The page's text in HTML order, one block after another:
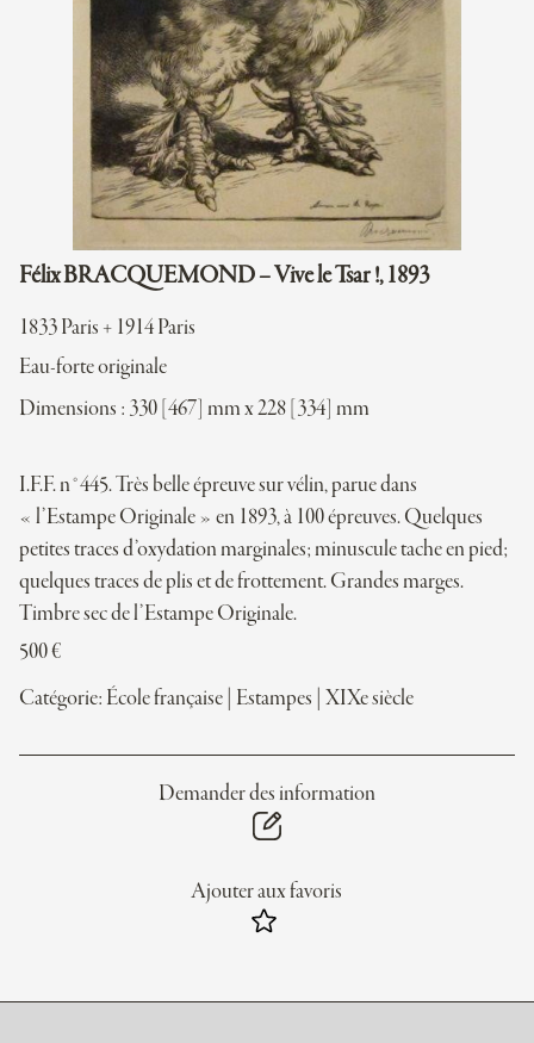
Félix BRACQUEMOND – Vive le Tsar !, 1893
1833 Paris + 1914 Paris
Eau-forte originale
Dimensions : 330 [467] mm x 228 [334] mm
I.F.F. n°445. Très belle épreuve sur vélin, parue dans
« l’Estampe Originale » en 1893, à 100 épreuves. Quelques
petites traces d’oxydation marginales; minuscule tache en pied;
quelques traces de plis et de frottement. Grandes marges.
Timbre sec de l’Estampe Originale.
500€
Catégorie: École française Estampes XIXe siècle
Demander des information
Ajouter aux favoris